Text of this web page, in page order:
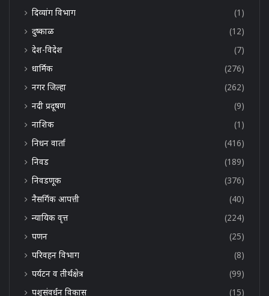
दिव्यांग विभाग
(1)
दुष्काळ
(12)
देश-विदेश
(7)
धार्मिक
(276)
नगर जिल्हा
(262)
नदी प्रदूषण
(9)
नाशिक
(1)
निधन वार्ता
(416)
निवड
(189)
निवडणूक
(376)
नैसर्गिक आपत्ती
(40)
न्यायिक वृत्त
(224)
पणन
(25)
परिवहन विभाग
(8)
पर्यटन व तीर्थक्षेत्र
(99)
पशुसंवर्धन विकास
(15)